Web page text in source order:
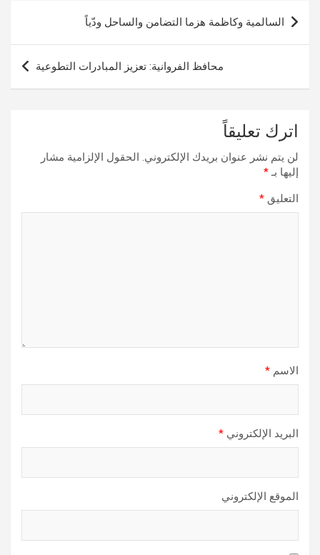
تصفّح
المقالات
السالمية وكاظمة هزما التضامن والساحل ودّياً
محافظ الفروانية: تعزيز المبادرات التطوعية
اترك تعليقاً
لن يتم نشر عنوان بريدك الإلكتروني. الحقول الإلزامية مشار
إليها بـ*
التعليق *
الاسم *
البريد الإلكتروني *
الموقع الإلكتروني